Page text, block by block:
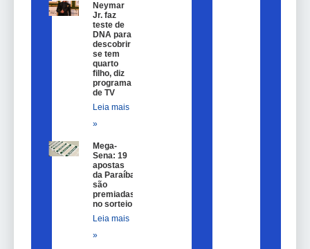
Neymar
Jr. faz
teste de
DNA para
descobrir
se tem
quarto
filho, diz
programa
de TV
Leia mais
»
Mega-
Sena: 19
apostas
da Paraíba
são
premiadas
no sorteio
Leia mais
»